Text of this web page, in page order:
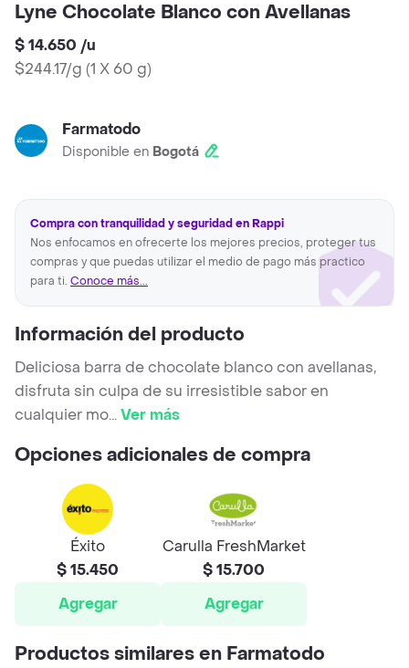
Lyne Chocolate Blanco con Avellanas
$ 14.650 /u
$244.17/g (1 X 60 g)
Farmatodo
Disponible en Bogotá
Compra con tranquilidad y seguridad en Rappi
Nos enfocamos en ofrecerte los mejores precios, proteger tus
compras y que puedas utilizar el medio de pago más practico
para ti. Conoce más...
Información del producto
Deliciosa barra de chocolate blanco con avellanas,
disfruta sin culpa de su irresistible sabor en
cualquier mo...Ver más
Opciones adicionales de compra
Éxito
$ 15.450
Agregar
Carulla FreshMarket
$ 15.700
Agregar
Productos similares en Farmatodo